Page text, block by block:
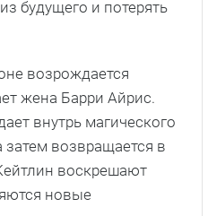
будущего и потерять
возрождается
жена Барри Айрис.
внутрь магического
возвращается в
воскрешают
новые